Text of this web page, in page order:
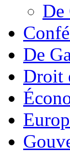
De
De
Droit